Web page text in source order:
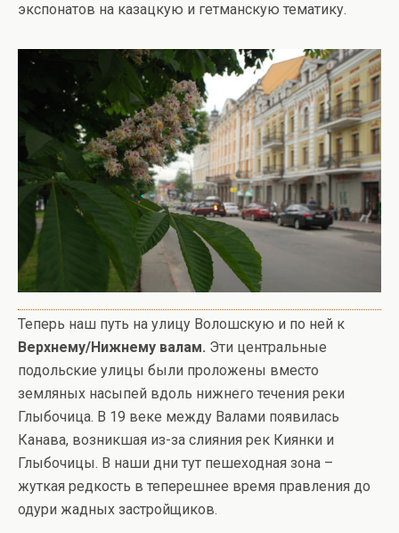
экспонатов на казацкую и гетманскую тематику.
Теперь наш путь на улицу Волошскую и по ней к
Верхнему/Нижнему валам. Эти центральные
подольские улицы были проложены вместо
земляных насыпей вдоль нижнего течения реки
Глыбочица. В 19 веке между Валами появилась
Канава, возникшая из-за слияния рек Киянки и
Глыбочицы. В наши дни тут пешеходная зона –
жуткая редкость в теперешнее время правления до
одури жадных застройщиков.